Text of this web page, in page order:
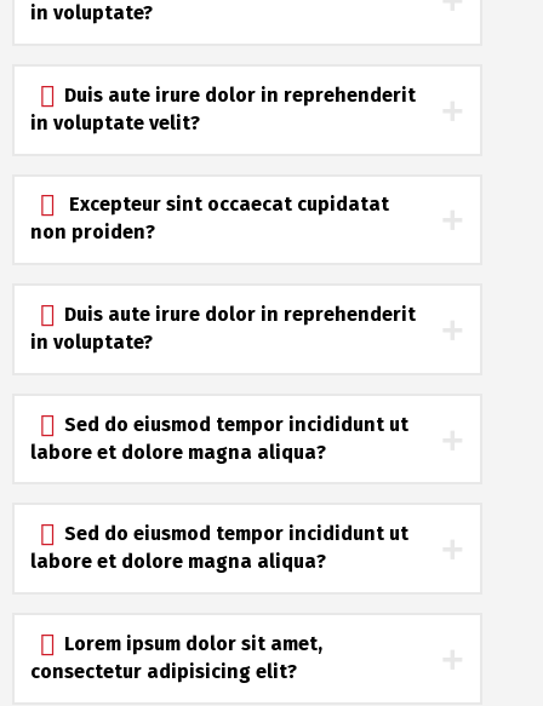
in voluptate?
Duis aute irure dolor in reprehenderit
in voluptate velit?
Excepteur sint occaecat cupidatat
non proiden?
Duis aute irure dolor in reprehenderit
in voluptate?
Sed do eiusmod tempor incididunt ut
labore et dolore magna aliqua?
Sed do eiusmod tempor incididunt ut
labore et dolore magna aliqua?
Lorem ipsum dolor sit amet,
consectetur adipisicing elit?